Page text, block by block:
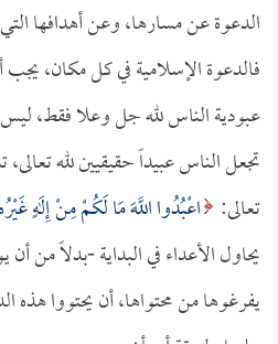
الدعوة عن مسارها، وعن أهدافها
فالدعوة الإسلامية في كل مكان،
عبودية الناس لله جل وعلا فقط،
تجعل الناس عبيداً حقيقيين لله
تعالى: اعْبُدُوا اللَّهَ مَا لَكُمْ مِنْ إِلَهٍ غَيْرُه
يحاول الأعداء في البداية -بدلاً من
يفرغوها من محتواها، أن يحتووا هذه